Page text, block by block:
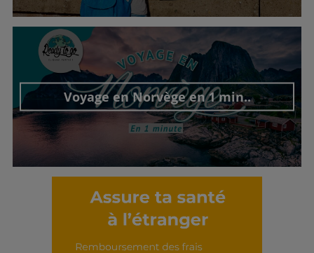
Découvrir cet interview
Voyage en Norvège en 1 min..
Découvrir cet interview